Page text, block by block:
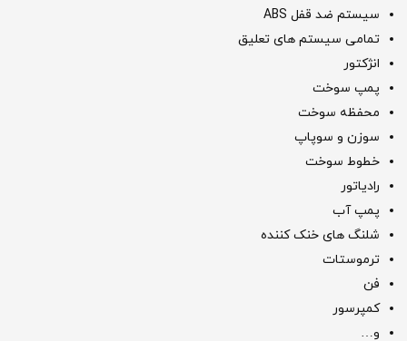
سیستم ضد قفل ABS
تمامی سیستم های تعلیق
انژکتور
پمپ سوخت
محفظه سوخت
سوزن و سوپاپ
خطوط سوخت
رادیاتور
پمپ آب
شلنگ های خنک کننده
ترموستات
فن
کمپرسور
و…